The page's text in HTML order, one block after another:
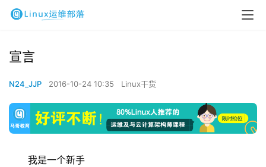
宣言
N24_JJP 2016-10-24 10:35 Linux干货
我是一个新手